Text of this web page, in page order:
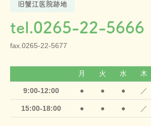
旧蟹江医院跡地
tel.0265-22-5666
fax.0265-22-5677
月 火 水 木
9:00-12:00 ● ● ● ／
15:00-18:00 ● ● ● ／